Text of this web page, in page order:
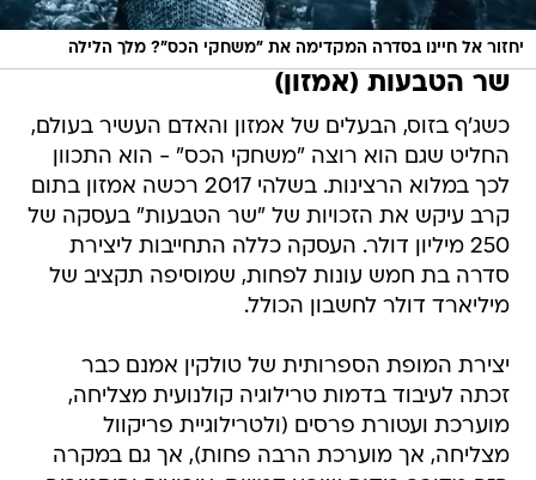
יחזור אל חיינו בסדרה המקדימה את "משחקי הכס"? מלך הלילה
שר הטבעות (אמזון)
כשג'ף בזוס, הבעלים של אמזון והאדם העשיר בעולם,
החליט שגם הוא רוצה "משחקי הכס" - הוא התכוון
לכך במלוא הרצינות. בשלהי 2017 רכשה אמזון בתום
קרב עיקש את הזכויות של "שר הטבעות" בעסקה של
250 מיליון דולר. העסקה כללה התחייבות ליצירת
סדרה בת חמש עונות לפחות, שמוסיפה תקציב של
מיליארד דולר לחשבון הכולל.
יצירת המופת הספרותית של טולקין אמנם כבר
זכתה לעיבוד בדמות טרילוגיה קולנועית מצליחה,
מוערכת ועטורת פרסים (ולטרילוגיית פריקוול
מצליחה, אך מוערכת הרבה פחות), אך גם במקרה